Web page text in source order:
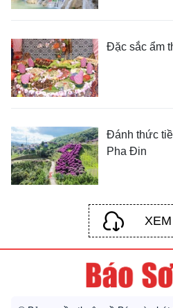
Đặc sắc ẩm
Đánh thức
Pha Đin